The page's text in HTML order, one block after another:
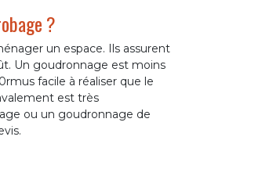
?
un espace. Ils assurent
Un goudronnage est moins
facile à réaliser que le
est très
ou un goudronnage de